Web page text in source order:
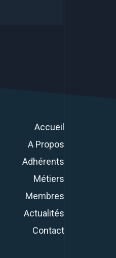
Accueil
A Propos
Adhérents
Métiers
Membres
Actualités
Contact